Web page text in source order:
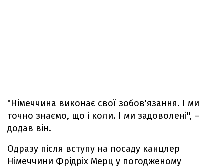
"Німеччина виконає свої зобов'язання. І ми
точно знаємо, що і коли. І ми задоволені", –
додав він.
Одразу після вступу на посаду канцлер
Німеччини Фрідріх Мерц у погодженому